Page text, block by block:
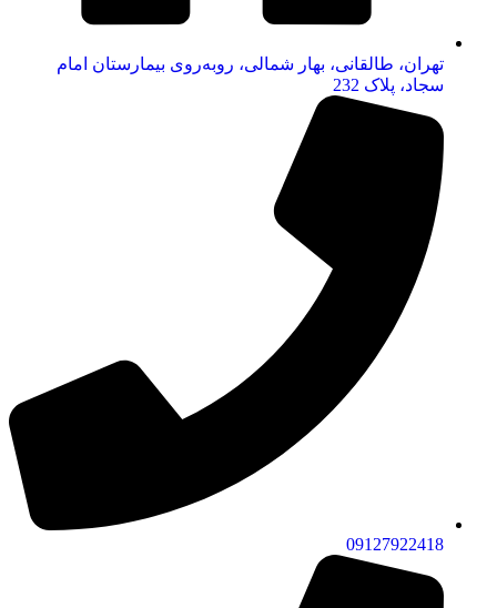
تهران، طالقانی، بهار شمالی، روبه‌روی بیمارستان امام
سجاد، پلاک 232
09127922418